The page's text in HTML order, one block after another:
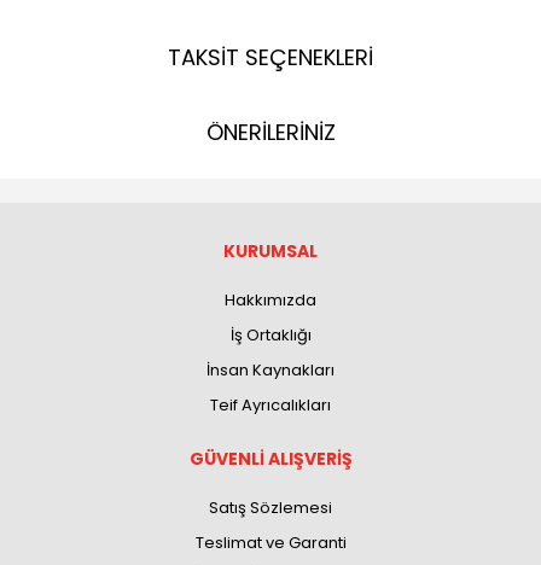
TAKSİT SEÇENEKLERİ
ÖNERİLERİNİZ
KURUMSAL
Hakkımızda
İş Ortaklığı
İnsan Kaynakları
Teif Ayrıcalıkları
GÜVENLİ ALIŞVERİŞ
Satış Sözlemesi
Teslimat ve Garanti